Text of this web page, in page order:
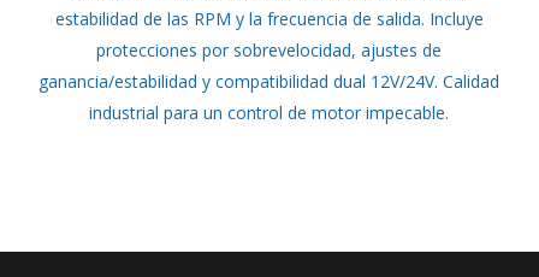
estabilidad de las RPM y la frecuencia de salida. Incluye
protecciones por sobrevelocidad, ajustes de
ganancia/estabilidad y compatibilidad dual 12V/24V. Calidad
industrial para un control de motor impecable.